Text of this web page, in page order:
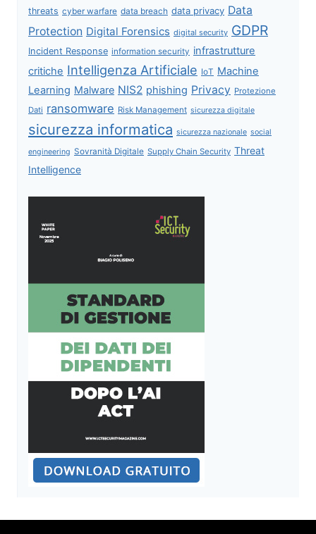
threats cyber warfare data breach data privacy Data
Protection Digital Forensics digital security GDPR
Incident Response information security infrastrutture
critiche Intelligenza Artificiale IoT Machine
Learning Malware NIS2 phishing Privacy Protezione
Dati ransomware Risk Management sicurezza digitale
sicurezza informatica sicurezza nazionale social
engineering Sovranità Digitale Supply Chain Security Threat
Intelligence